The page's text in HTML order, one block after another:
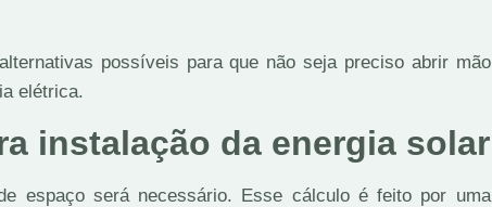
possíveis para que não seja preciso abrir mão
elétrica.
instalação da energia solar
espaço será necessário. Esse cálculo é feito por uma